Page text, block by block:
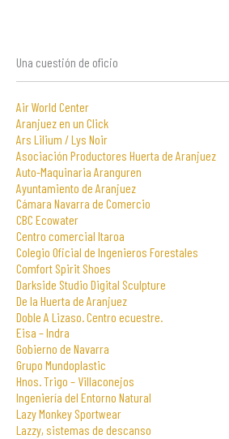
Una cuestión de oficio
Air World Center
Aranjuez en un Click
Ars Lilium / Lys Noir
Asociación Productores Huerta de Aranjuez
Auto-Maquinaria Aranguren
Ayuntamiento de Aranjuez
Cámara Navarra de Comercio
CBC Ecowater
Centro comercial Itaroa
Colegio Oficial de Ingenieros Forestales
Comfort Spirit Shoes
Darkside Studio Digital Sculpture
De la Huerta de Aranjuez
Doble A Lizaso. Centro ecuestre.
Eisa – Indra
Gobierno de Navarra
Grupo Mundoplastic
Hnos. Trigo – Villaconejos
Ingeniería del Entorno Natural
Lazy Monkey Sportwear
Lazzy, sistemas de descanso